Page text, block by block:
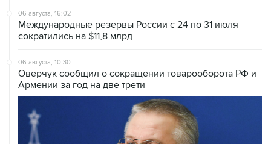
06 августа, 16:02
Международные резервы России с 24 по 31 июля
сократились на $11,8 млрд
06 августа, 10:30
Оверчук сообщил о сокращении товарооборота РФ и
Армении за год на две трети